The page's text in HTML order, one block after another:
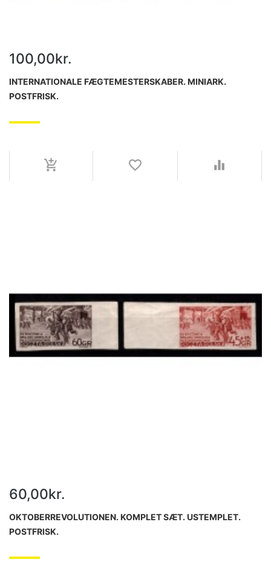
100,00kr.
INTERNATIONALE FÆGTEMESTERSKABER. MINIARK.
POSTFRISK.
60,00kr.
OKTOBERREVOLUTIONEN. KOMPLET SÆT. USTEMPLET.
POSTFRISK.